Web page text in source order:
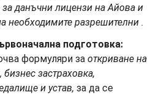
за данъчни лицензи на Айова и
необходимите разрешителни .
подготовка:
формуляри за откриване на
, бизнес застраховка,
и устав, за да се